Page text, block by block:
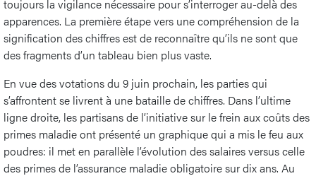
toujours la vigilance nécessaire pour s’interroger au-delà des
apparences. La première étape vers une compréhension de la
signification des chiffres est de reconnaître qu’ils ne sont que
des fragments d’un tableau bien plus vaste.
En vue des votations du 9 juin prochain, les parties qui
s’affrontent se livrent à une bataille de chiffres. Dans l’ultime
ligne droite, les partisans de l’initiative sur le frein aux coûts des
primes maladie ont présenté un graphique qui a mis le feu aux
poudres: il met en parallèle l’évolution des salaires versus celle
des primes de l’assurance maladie obligatoire sur dix ans. Au